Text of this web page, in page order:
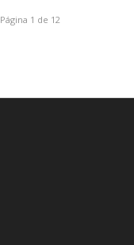
Página 1 de 12